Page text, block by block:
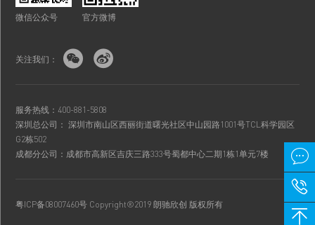
微信公众号 官方微博
关注我们：  
服务热线：400-881-5808
深圳总公司： 深圳市南山区西丽街道曙光社区中山园路1001号TCL科学园区
G2栋502
成都分公司：成都市高新区吉庆三路333号蜀都中心二期1栋1单元7楼
粤ICP备08007460号 Copyright®2019 朗驰欣创 版权所有


